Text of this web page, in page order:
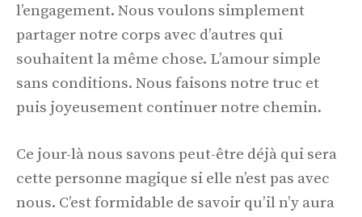
l’engagement. Nous voulons simplement
partager notre corps avec d’autres qui
souhaitent la même chose. L’amour simple
sans conditions. Nous faisons notre truc et
puis joyeusement continuer notre chemin.
Ce jour-là nous savons peut-être déjà qui sera
cette personne magique si elle n’est pas avec
nous. C’est formidable de savoir qu’il n’y aura